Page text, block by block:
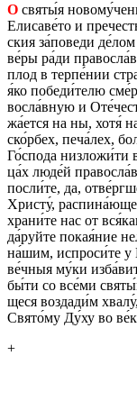
О святы́я
Ели­са­ве́то и
ския за́по­ве­ди
ве́ры ра́ди
плод в терпе́нии
я́ко по­бе­ди́телю
вос­ла́вную и
жа́ется на ны, хотя́
ско́рбех, печа́лех,
Го́спода низ­ло­жи́ти
ца́х люде́й
посли́те, да,
Хри­сту́,
хра­ни́те нас от
да́руйте покая́ние
на́шим, ис­про­си́те у
ве́чныя му́ки
бы́ти со все́ми
ще­ся воз­да­ди́м
Свято́му Ду́ху во
+